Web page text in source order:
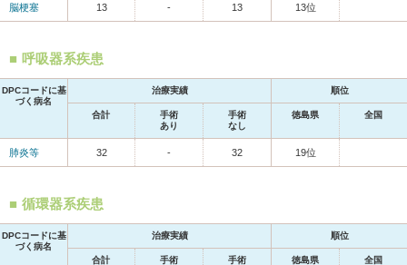
脳梗塞 13 - 13 13位
呼吸器系疾患
DPCコードに基
づく病名
治療実績 順位
合計
手術
あり
手術
なし
徳島県 全国
肺炎等 32 - 32 19位
循環器系疾患
DPCコードに基
づく病名
治療実績 順位
合計
手術
手術
徳島県 全国